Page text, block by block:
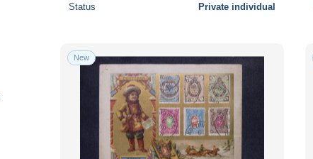
Status Private individual
New